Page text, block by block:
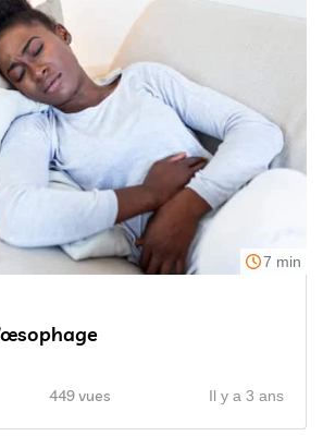
7 min
449 vues Il y a 3 ans